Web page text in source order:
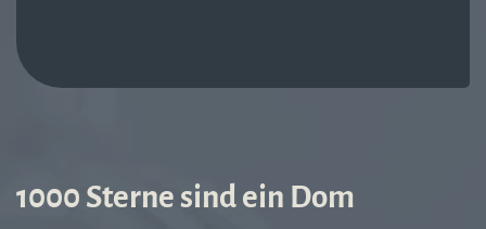
1000 Sterne sind ein Dom